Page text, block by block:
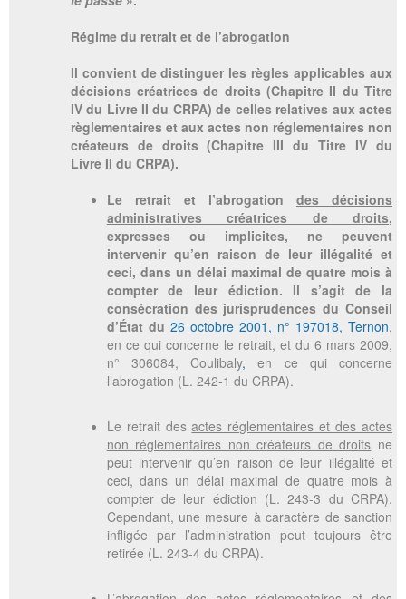
Régime du retrait et de l’abrogation
Il convient de distinguer les règles applicables aux
décisions créatrices de droits (Chapitre II du Titre
IV du Livre II du CRPA) de celles relatives aux actes
règlementaires et aux actes non réglementaires non
créateurs de droits (Chapitre III du Titre IV du
Livre II du CRPA).
Le retrait et l’abrogation des décisions
administratives créatrices de droits,
expresses ou implicites, ne peuvent
intervenir qu’en raison de leur illégalité et
ceci, dans un délai maximal de quatre mois à
compter de leur édiction. Il s’agit de la
consécration des jurisprudences du Conseil
d’État du 26 octobre 2001, n° 197018, Ternon,
en ce qui concerne le retrait, et du 6 mars 2009,
n° 306084, Coulibaly, en ce qui concerne
l’abrogation (L. 242-1 du CRPA).
Le retrait desactes réglementaires et des actes
non réglementaires non créateurs de droits ne
peut intervenir qu’en raison de leur illégalité et
ceci, dans un délai maximal de quatre mois à
compter de leur édiction (L. 243-3 du CRPA).
Cependant, une mesure à caractère de sanction
infligée par l’administration peut toujours être
retirée (L. 243-4 du CRPA).